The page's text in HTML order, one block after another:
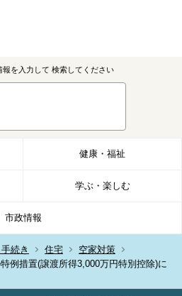
報を入力して 検索してください
健康・福祉
学ぶ・楽しむ
市政情報
続き 住宅
空家対策
例措置(譲渡所得3,000万円特別控除)に